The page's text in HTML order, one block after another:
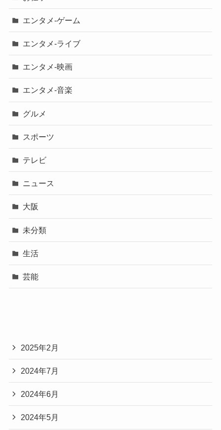
エンタメ-ゲーム
エンタメ-ライブ
エンタメ-映画
エンタメ-音楽
グルメ
スポーツ
テレビ
ニュース
大阪
未分類
生活
芸能
2025年2月
2024年7月
2024年6月
2024年5月